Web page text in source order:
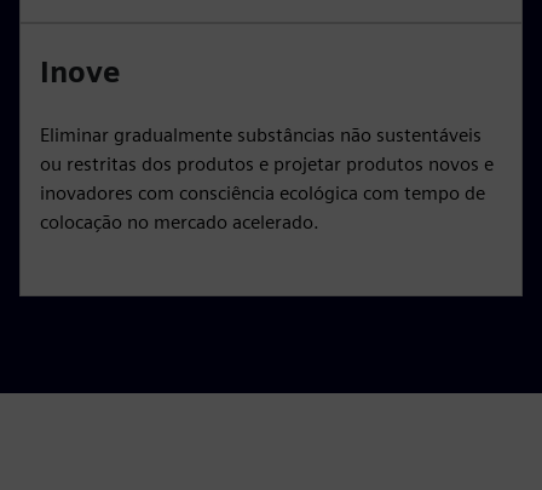
Inove
Eliminar gradualmente substâncias não sustentáveis
ou restritas dos produtos e projetar produtos novos e
inovadores com consciência ecológica com tempo de
colocação no mercado acelerado.